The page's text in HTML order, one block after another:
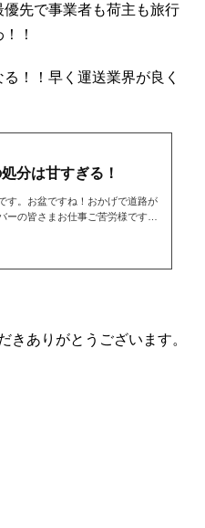
先で事業者も荷主も旅行
！
！！早く運送業界が良く
分は甘すぎる！
す。お盆ですね！おかげで道路が
の皆さまお仕事ご苦労様です。
きありがとうございます。